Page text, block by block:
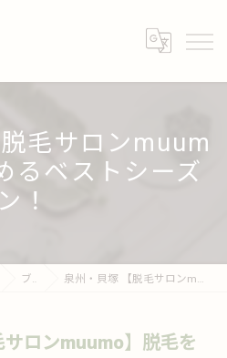
毛サロンmuum
るベストシーズ
ン！
ブログ 泉州・貝塚 【脱毛サロンmuumo】脱毛を始めるベストシーズン！
ロンmuumo】脱毛を